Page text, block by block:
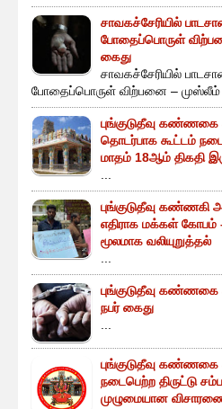
சாவகச்சேரியில்
போதைப்பொருள்
கைது
சாவகச்சேரியில்
போதைப்பொருள் விற்பனை – முஸ்லீம்
புங்குடுதீவு
தொடர்பாக கூட்டம்
மாதம் 18ஆம் திகதி
...
புங்குடுதீவு கண்ணகி
எதிராக மக்கள் கோபம்
மூலமாக வலியுறுத்தல்
...
புங்குடுதீவு கண்ணகை
நபர் கைது
...
புங்குடுதீவு
நடைபெற்ற திருட்டு
முழுமையான